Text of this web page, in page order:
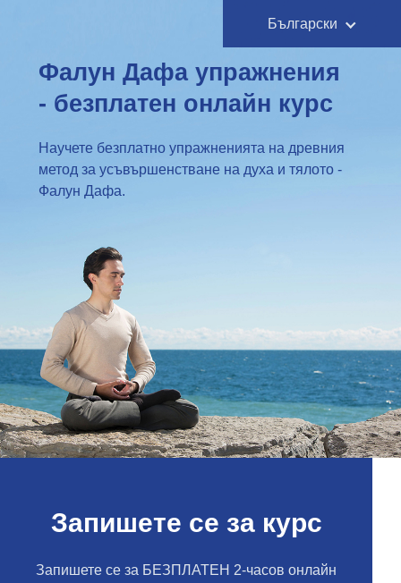
Български
Фалун Дафа упражнения
- безплатен онлайн курс
Научете безплатно упражненията на древния
метод за усъвършенстване на духа и тялото -
Фалун Дафа.
Запишете се за курс
Запишете се за БЕЗПЛАТЕН 2-часов онлайн